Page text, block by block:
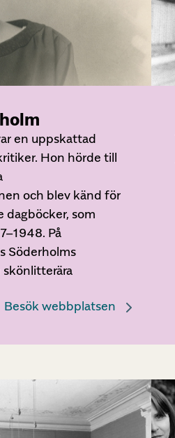
en uppskattad
Hon hörde till
och blev känd för
dagböcker, som
På
Söderholms
skönlitterära
Besök webbplatsen